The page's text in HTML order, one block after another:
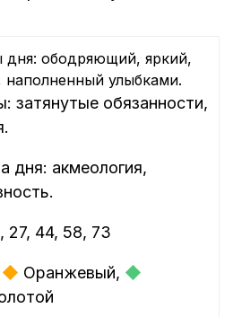
дня: ободряющий, яркий,
улыбками.
затянутые обязанности,
дня: акмеология,
27, 44, 58, 73
◆ Оранжевый, ◆